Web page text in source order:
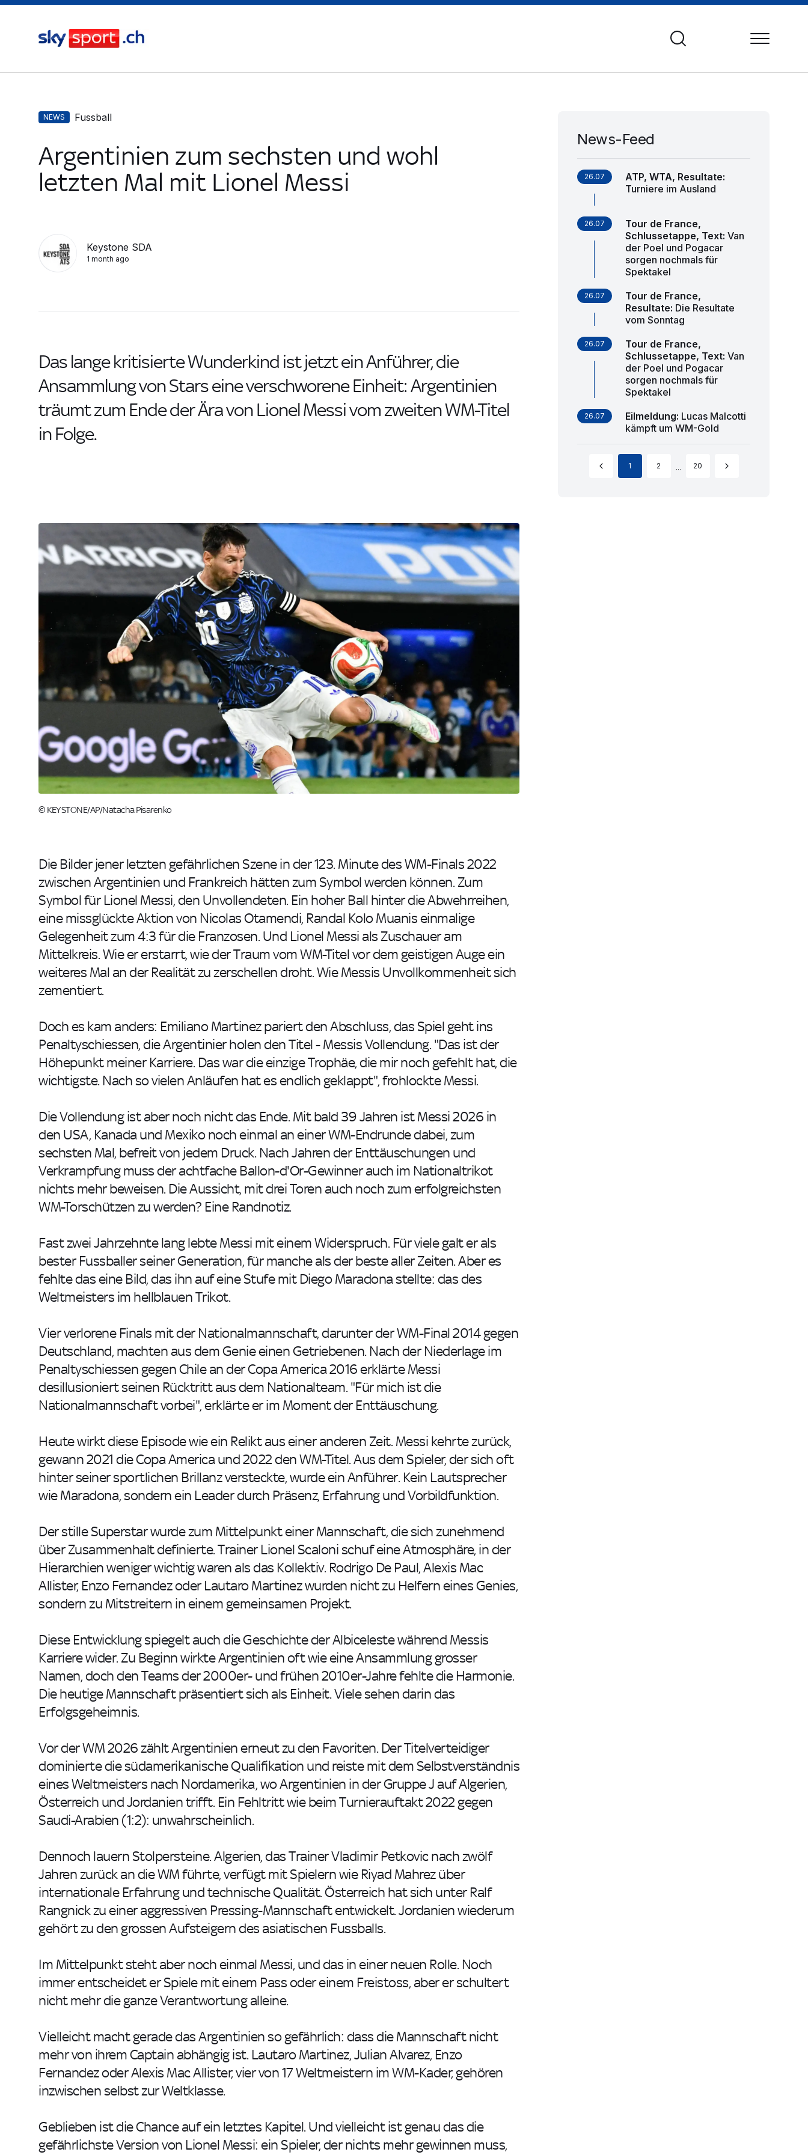
NEWS Fussball
Argentinien zum sechsten und wohl
letzten Mal mit Lionel Messi
Keystone SDA
1 month ago
Das lange kritisierte Wunderkind ist jetzt ein Anführer, die
Ansammlung von Stars eine verschworene Einheit: Argentinien
träumt zum Ende der Ära von Lionel Messi vom zweiten WM-Titel
in Folge.
© KEYSTONE/AP/Natacha Pisarenko
Die Bilder jener letzten gefährlichen Szene in der 123. Minute des WM-Finals 2022
zwischen Argentinien und Frankreich hätten zum Symbol werden können. Zum
Symbol für Lionel Messi, den Unvollendeten. Ein hoher Ball hinter die Abwehrreihen,
eine missglückte Aktion von Nicolas Otamendi, Randal Kolo Muanis einmalige
Gelegenheit zum 4:3 für die Franzosen. Und Lionel Messi als Zuschauer am
Mittelkreis. Wie er erstarrt, wie der Traum vom WM-Titel vor dem geistigen Auge ein
weiteres Mal an der Realität zu zerschellen droht. Wie Messis Unvollkommenheit sich
zementiert.
Doch es kam anders: Emiliano Martinez pariert den Abschluss, das Spiel geht ins
Penaltyschiessen, die Argentinier holen den Titel - Messis Vollendung. "Das ist der
Höhepunkt meiner Karriere. Das war die einzige Trophäe, die mir noch gefehlt hat, die
wichtigste. Nach so vielen Anläufen hat es endlich geklappt", frohlockte Messi.
Die Vollendung ist aber noch nicht das Ende. Mit bald 39 Jahren ist Messi 2026 in
den USA, Kanada und Mexiko noch einmal an einer WM-Endrunde dabei, zum
sechsten Mal, befreit von jedem Druck. Nach Jahren der Enttäuschungen und
Verkrampfung muss der achtfache Ballon-d'Or-Gewinner auch im Nationaltrikot
nichts mehr beweisen. Die Aussicht, mit drei Toren auch noch zum erfolgreichsten
WM-Torschützen zu werden? Eine Randnotiz.
Fast zwei Jahrzehnte lang lebte Messi mit einem Widerspruch. Für viele galt er als
bester Fussballer seiner Generation, für manche als der beste aller Zeiten. Aber es
fehlte das eine Bild, das ihn auf eine Stufe mit Diego Maradona stellte: das des
Weltmeisters im hellblauen Trikot.
Vier verlorene Finals mit der Nationalmannschaft, darunter der WM-Final 2014 gegen
Deutschland, machten aus dem Genie einen Getriebenen. Nach der Niederlage im
Penaltyschiessen gegen Chile an der Copa America 2016 erklärte Messi
desillusioniert seinen Rücktritt aus dem Nationalteam. "Für mich ist die
Nationalmannschaft vorbei", erklärte er im Moment der Enttäuschung.
Heute wirkt diese Episode wie ein Relikt aus einer anderen Zeit. Messi kehrte zurück,
gewann 2021 die Copa America und 2022 den WM-Titel. Aus dem Spieler, der sich oft
hinter seiner sportlichen Brillanz versteckte, wurde ein Anführer. Kein Lautsprecher
wie Maradona, sondern ein Leader durch Präsenz, Erfahrung und Vorbildfunktion.
Der stille Superstar wurde zum Mittelpunkt einer Mannschaft, die sich zunehmend
über Zusammenhalt definierte. Trainer Lionel Scaloni schuf eine Atmosphäre, in der
Hierarchien weniger wichtig waren als das Kollektiv. Rodrigo De Paul, Alexis Mac
Allister, Enzo Fernandez oder Lautaro Martinez wurden nicht zu Helfern eines Genies,
sondern zu Mitstreitern in einem gemeinsamen Projekt.
Diese Entwicklung spiegelt auch die Geschichte der Albiceleste während Messis
Karriere wider. Zu Beginn wirkte Argentinien oft wie eine Ansammlung grosser
Namen, doch den Teams der 2000er- und frühen 2010er-Jahre fehlte die Harmonie.
Die heutige Mannschaft präsentiert sich als Einheit. Viele sehen darin das
Erfolgsgeheimnis.
Vor der WM 2026 zählt Argentinien erneut zu den Favoriten. Der Titelverteidiger
dominierte die südamerikanische Qualifikation und reiste mit dem Selbstverständnis
eines Weltmeisters nach Nordamerika, wo Argentinien in der Gruppe J auf Algerien,
Österreich und Jordanien trifft. Ein Fehltritt wie beim Turnierauftakt 2022 gegen
Saudi-Arabien (1:2): unwahrscheinlich.
Dennoch lauern Stolpersteine. Algerien, das Trainer Vladimir Petkovic nach zwölf
Jahren zurück an die WM führte, verfügt mit Spielern wie Riyad Mahrez über
internationale Erfahrung und technische Qualität. Österreich hat sich unter Ralf
Rangnick zu einer aggressiven Pressing-Mannschaft entwickelt. Jordanien wiederum
gehört zu den grossen Aufsteigern des asiatischen Fussballs.
Im Mittelpunkt steht aber noch einmal Messi, und das in einer neuen Rolle. Noch
immer entscheidet er Spiele mit einem Pass oder einem Freistoss, aber er schultert
nicht mehr die ganze Verantwortung alleine.
Vielleicht macht gerade das Argentinien so gefährlich: dass die Mannschaft nicht
mehr von ihrem Captain abhängig ist. Lautaro Martinez, Julian Alvarez, Enzo
Fernandez oder Alexis Mac Allister, vier von 17 Weltmeistern im WM-Kader, gehören
inzwischen selbst zur Weltklasse.
Geblieben ist die Chance auf ein letztes Kapitel. Und vielleicht ist genau das die
gefährlichste Version von Lionel Messi: ein Spieler, der nichts mehr gewinnen muss,
News-Feed
26.07 ATP, WTA, Resultate:
Turniere im Ausland
26.07
Tour de France,
Schlussetappe, Text: Van
der Poel und Pogacar
sorgen nochmals für
Spektakel
26.07
Tour de France,
Resultate: Die Resultate
vom Sonntag
26.07
Tour de France,
Schlussetappe, Text: Van
der Poel und Pogacar
sorgen nochmals für
Spektakel
26.07 Eilmeldung: Lucas Malcotti
kämpft um WM-Gold
1 2 ... 20